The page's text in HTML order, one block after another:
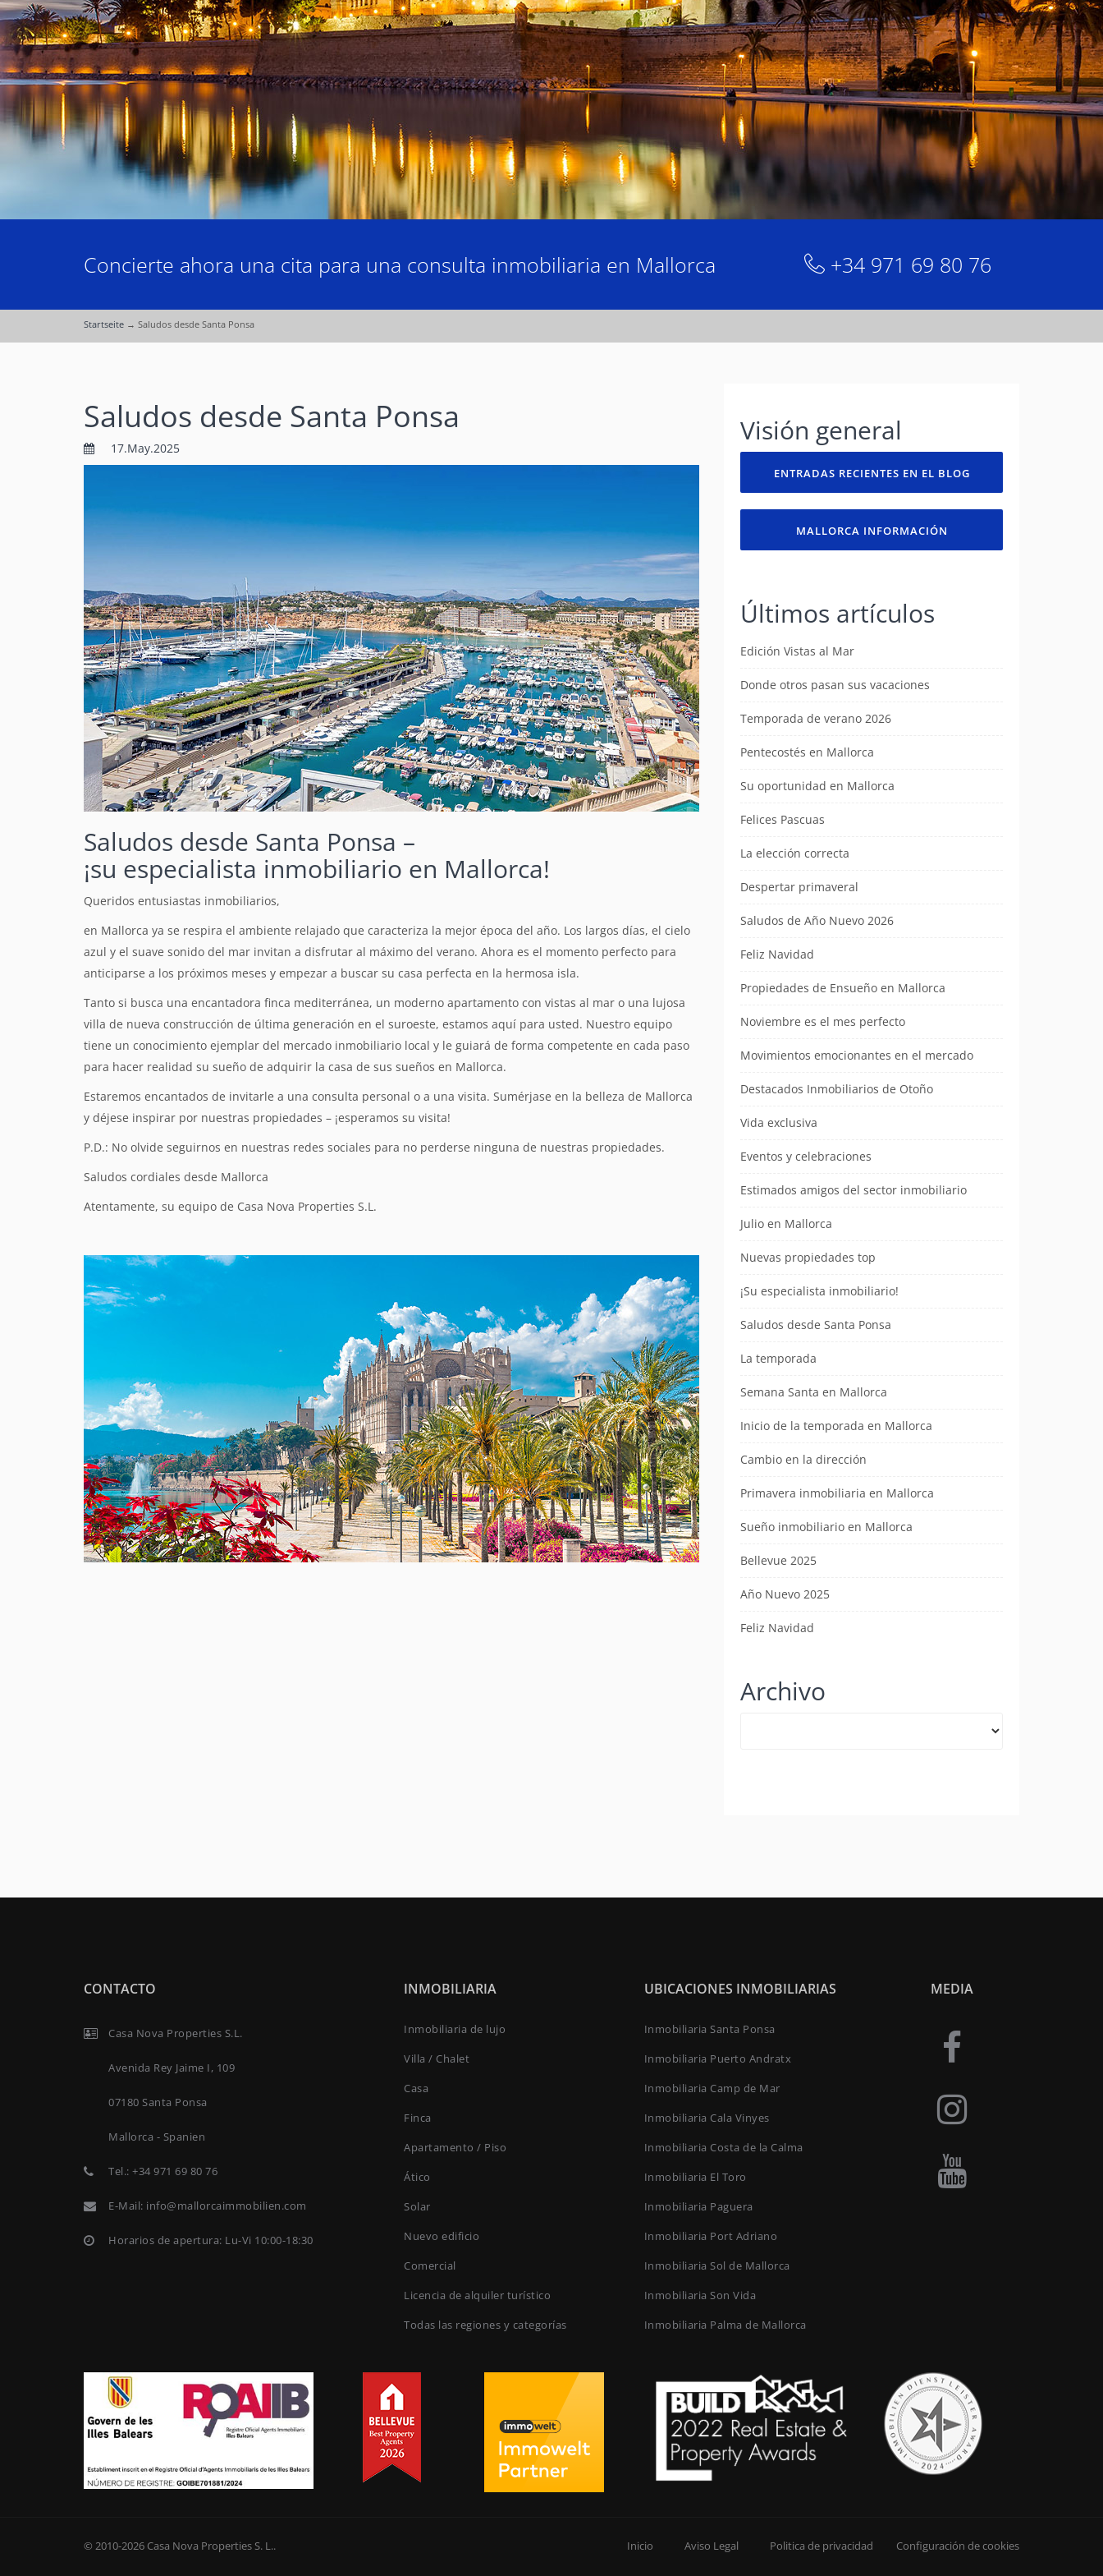
Concierte ahora una cita para una consulta inmobiliaria en Mallorca +34 971 69 80 76
Startseite → Saludos desde Santa Ponsa
Saludos desde Santa Ponsa
17.May.2025
Saludos desde Santa Ponsa –
¡su especialista inmobiliario en Mallorca!
Queridos entusiastas inmobiliarios,
en Mallorca ya se respira el ambiente relajado que caracteriza la mejor época del año. Los largos días, el cielo
azul y el suave sonido del mar invitan a disfrutar al máximo del verano. Ahora es el momento perfecto para
anticiparse a los próximos meses y empezar a buscar su casa perfecta en la hermosa isla.
Tanto si busca una encantadora finca mediterránea, un moderno apartamento con vistas al mar o una lujosa
villa de nueva construcción de última generación en el suroeste, estamos aquí para usted. Nuestro equipo
tiene un conocimiento ejemplar del mercado inmobiliario local y le guiará de forma competente en cada paso
para hacer realidad su sueño de adquirir la casa de sus sueños en Mallorca.
Estaremos encantados de invitarle a una consulta personal o a una visita. Sumérjase en la belleza de Mallorca
y déjese inspirar por nuestras propiedades – ¡esperamos su visita!
P.D.: No olvide seguirnos en nuestras redes sociales para no perderse ninguna de nuestras propiedades.
Saludos cordiales desde Mallorca
Atentamente, su equipo de Casa Nova Properties S.L.
Visión general
ENTRADAS RECIENTES EN EL BLOG
MALLORCA INFORMACIÓN
Últimos artículos
Edición Vistas al Mar
Donde otros pasan sus vacaciones
Temporada de verano 2026
Pentecostés en Mallorca
Su oportunidad en Mallorca
Felices Pascuas
La elección correcta
Despertar primaveral
Saludos de Año Nuevo 2026
Feliz Navidad
Propiedades de Ensueño en Mallorca
Noviembre es el mes perfecto
Movimientos emocionantes en el mercado
Destacados Inmobiliarios de Otoño
Vida exclusiva
Eventos y celebraciones
Estimados amigos del sector inmobiliario
Julio en Mallorca
Nuevas propiedades top
¡Su especialista inmobiliario!
Saludos desde Santa Ponsa
La temporada
Semana Santa en Mallorca
Inicio de la temporada en Mallorca
Cambio en la dirección
Primavera inmobiliaria en Mallorca
Sueño inmobiliario en Mallorca
Bellevue 2025
Año Nuevo 2025
Feliz Navidad
Archivo
CONTACTO
Casa Nova Properties S.L.
Avenida Rey Jaime I, 109
07180 Santa Ponsa
Mallorca - Spanien
Tel.: +34 971 69 80 76
E-Mail: info@mallorcaimmobilien.com
Horarios de apertura: Lu-Vi 10:00-18:30
INMOBILIARIA
Inmobiliaria de lujo
Villa / Chalet
Casa
Finca
Apartamento / Piso
Ático
Solar
Nuevo edificio
Comercial
Licencia de alquiler turístico
Todas las regiones y categorías
UBICACIONES INMOBILIARIAS
Inmobiliaria Santa Ponsa
Inmobiliaria Puerto Andratx
Inmobiliaria Camp de Mar
Inmobiliaria Cala Vinyes
Inmobiliaria Costa de la Calma
Inmobiliaria El Toro
Inmobiliaria Paguera
Inmobiliaria Port Adriano
Inmobiliaria Sol de Mallorca
Inmobiliaria Son Vida
Inmobiliaria Palma de Mallorca
MEDIA
© 2010-2026 Casa Nova Properties S. L.. Inicio Aviso Legal Politica de privacidad Configuración de cookies